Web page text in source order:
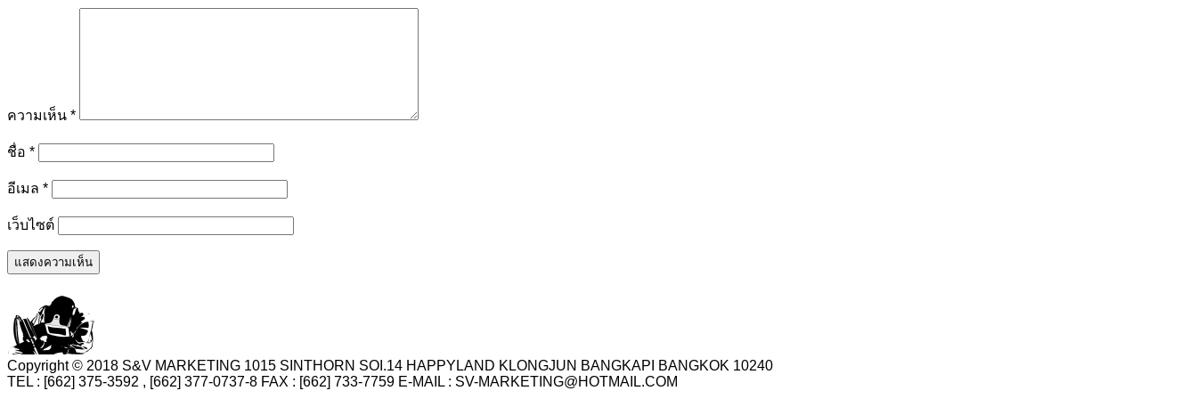
ความเห็น *
ชื่อ *
อีเมล *
เว็บไซต์
Copyright © 2018 S&V MARKETING 1015 SINTHORN SOI.14 HAPPYLAND KLONGJUN BANGKAPI BANGKOK 10240
TEL : [662] 375-3592 , [662] 377-0737-8 FAX : [662] 733-7759 E-MAIL : SV-MARKETING@HOTMAIL.COM